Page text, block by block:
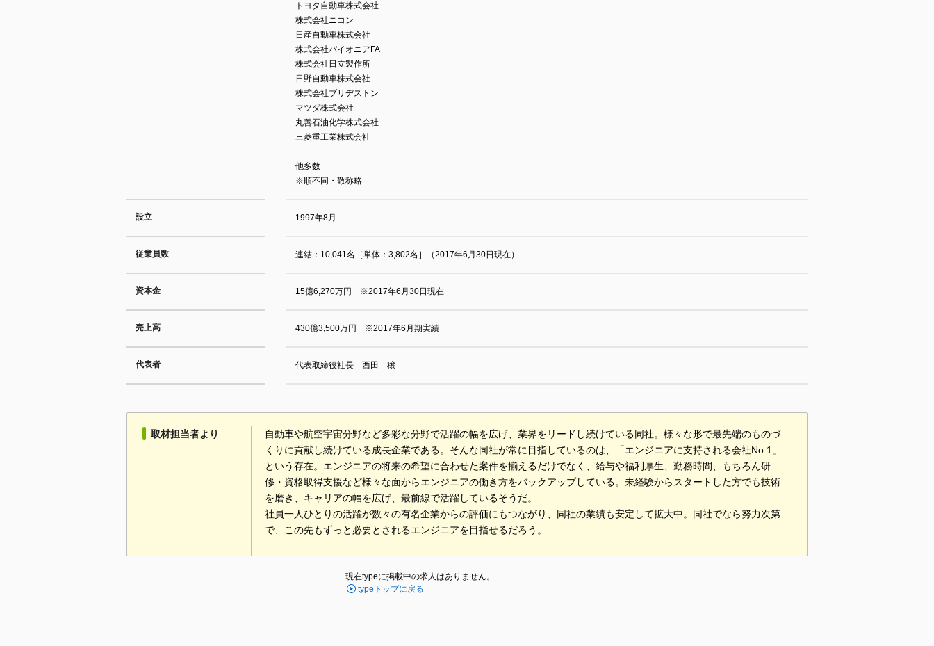
トヨタ自動車株式会社
株式会社ニコン
日産自動車株式会社
株式会社パイオニアFA
株式会社日立製作所
日野自動車株式会社
株式会社ブリヂストン
マツダ株式会社
丸善石油化学株式会社
三菱重工業株式会社
他多数
※順不同・敬称略
設立 1997年8月
従業員数 連結：10,041名［単体：3,802名］（2017年6月30日現在）
資本金 15億6,270万円 ※2017年6月30日現在
売上高 430億3,500万円 ※2017年6月期実績
代表者 代表取締役社長 西田 穣
取材担当者より
自動車や航空宇宙分野など多彩な分野で活躍の幅を広げ、業界をリードし続けている同社。様々な形で最先端のものづ
くりに貢献し続けている成長企業である。そんな同社が常に目指しているのは、「エンジニアに支持される会社No.1」
という存在。エンジニアの将来の希望に合わせた案件を揃えるだけでなく、給与や福利厚生、勤務時間、もちろん研
修・資格取得支援など様々な面からエンジニアの働き方をバックアップしている。未経験からスタートした方でも技術
を磨き、キャリアの幅を広げ、最前線で活躍しているそうだ。
社員一人ひとりの活躍が数々の有名企業からの評価にもつながり、同社の業績も安定して拡大中。同社でなら努力次第
で、この先もずっと必要とされるエンジニアを目指せるだろう。
現在typeに掲載中の求人はありません。
typeトップに戻る